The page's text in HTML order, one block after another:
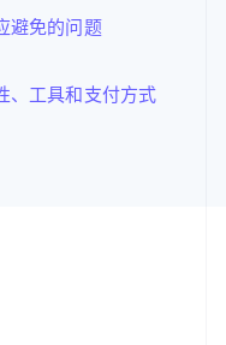
避免的问题
、工具和支付方式